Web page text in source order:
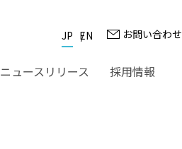
JP EN お問い合わせ
ニュースリリース 採用情報